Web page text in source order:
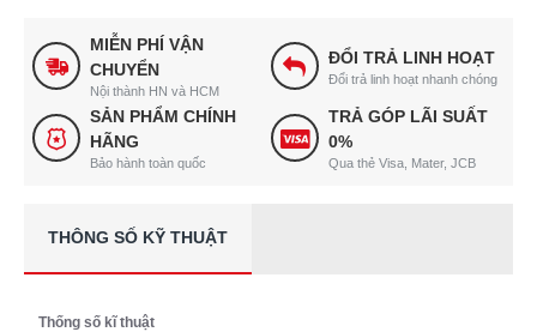
MIỄN PHÍ VẬN
CHUYỂN
Nội thành HN và HCM
ĐỔI TRẢ LINH HOẠT
Đổi trả linh hoạt nhanh chóng
SẢN PHẨM CHÍNH
HÃNG
Bảo hành toàn quốc
TRẢ GÓP LÃI SUẤT
0%
Qua thẻ Visa, Mater, JCB
THÔNG SỐ KỸ THUẬT
Thống số kĩ thuật